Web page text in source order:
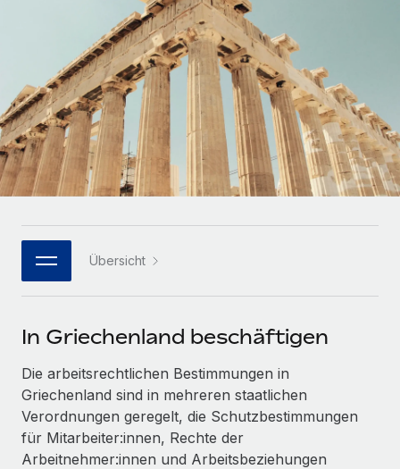
Auslagern von komplexen HR-Aufgaben
INFRASTRUKTUR
Remote Embedded
Nahtlose Integration der HR in bestehende Abläufe
Plattform
Integrierte HR-Kernfunktionen für dein Team
MCP
Integrationen
Tools
DIENSTLEISTUNGEN
Frag unsere Expert:innen
Hilfe von Expert:innen für globale HR & Compliance
Agile HR- und Payroll-Lösungen für wachsende
Unternehmen
Mittelstand
Maßgeschneiderte HR-Lösungen, um Teams zu
vergrößern
Enterprise
Globale HR für Konzerne und Großunternehmen
PARTNER WERDEN
Flexible Einbettung von Global-HR-Funktionen in deine
Entdecke die Möglichkeiten einer Partnerschaft
Remote Build
Demnächst verfügbar
Beratung zu Integrationen und KI-Automatisierung
Abwicklungsfristen für globale Freelancer:innen
LERNEN MIT REMOTE
Forschung und Leitfäden
Fallstudien
HR-Glossar
Bibliothek für Stellenbeschreibungen
Webinare
Events
Newsroom
Informationen zu Gehältern und Qualifikationen
Insights Center
Español
Italiano
Português (Portugal)
한국어 Übersicht
In Griechenland beschäftigen
Die arbeitsrechtlichen Bestimmungen in
Griechenland sind in mehreren staatlichen
Verordnungen geregelt, die Schutzbestimmungen
für Mitarbeiter:innen, Rechte der
Arbeitnehmer:innen und Arbeitsbeziehungen